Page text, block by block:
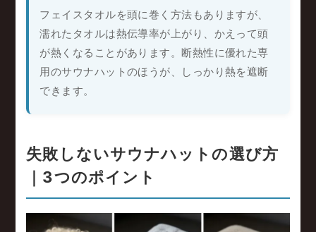
フェイスタオルを頭に巻く方法もありますが、
濡れたタオルは熱伝導率が上がり、かえって頭
が熱くなることがあります。断熱性に優れた専
用のサウナハットのほうが、しっかり熱を遮断
できます。
失敗しないサウナハットの選び方
｜3つのポイント